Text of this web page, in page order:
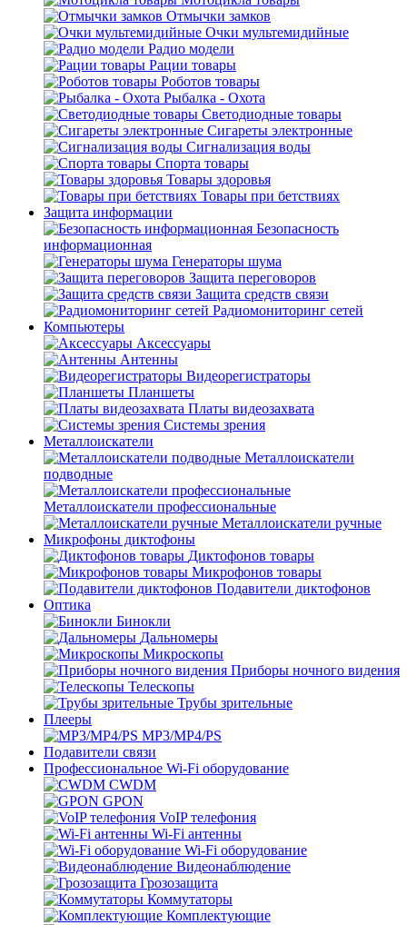
Отмычки замков
Очки мультемидийные
Радио модели
Рации товары
Роботов товары
Рыбалка - Охота
Светодиодные товары
Сигареты электронные
Сигнализация воды
Спорта товары
Товары здоровья
Товары при бетствиях
Защита информации
Безопасность
информационная
Генераторы шума
Защита переговоров
Защита средств связи
Радиомониторинг сетей
Компьютеры
Аксессуары
Антенны
Видеорегистраторы
Планшеты
Платы видеозахвата
Системы зрения
Металлоискатели
Металлоискатели
подводные
Металлоискатели профессиональные
Металлоискатели ручные
Микрофоны диктофоны
Диктофонов товары
Микрофонов товары
Подавители диктофонов
Оптика
Бинокли
Дальномеры
Микроскопы
Приборы ночного видения
Телескопы
Трубы зрительные
Плееры
MP3/MP4/PS
Подавители связи
Профессиональное Wi-Fi оборудование
CWDM
GPON
VoIP телефония
Wi-Fi антенны
Wi-Fi оборудование
Видеонаблюдение
Грозозащита
Коммутаторы
Комплектующие